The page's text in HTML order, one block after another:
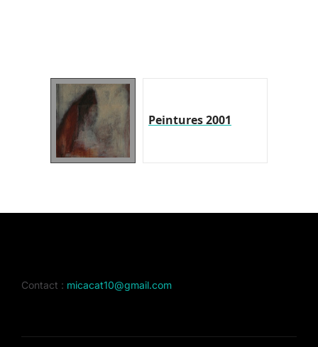
Peintures 2001
Contact : micacat10@gmail.com